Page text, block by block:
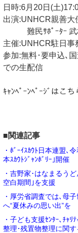
日時:6月20日(土
出演:UNHCR親善
難民ｻﾎﾟｰﾀｰ 武
主催:UNHCR駐日事
参加:無料･要申込､
での生配信
ｷｬﾝﾍﾟｰﾝﾍﾟｰｼﾞはこち
■関連記事
・ﾎﾞｰｲｽｶｳﾄ日本連盟､
本ｽｶｳﾄｼﾞｬﾝﾎﾞﾘｰ｣開催
・吉野家･はなまるう
空白期間｣を支援
・厚労省調査では､母
へ“夏休みの思い出”を
・子ども支援ｾﾝﾀｰ､ﾁｬﾘ
整理･残置物整理に関